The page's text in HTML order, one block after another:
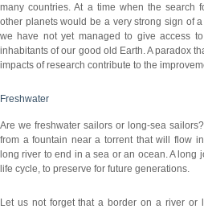
many countries. At a time when the search
other planets would be a very strong sign of
we have not yet managed to give access
inhabitants of our good old Earth. A paradox
impacts of research contribute to the
Freshwater
Are we freshwater sailors or long-sea
from a fountain near a torrent that will flow
long river to end in a sea or an ocean. A long
life cycle, to preserve for future generations.
Let us not forget that a border on a river or